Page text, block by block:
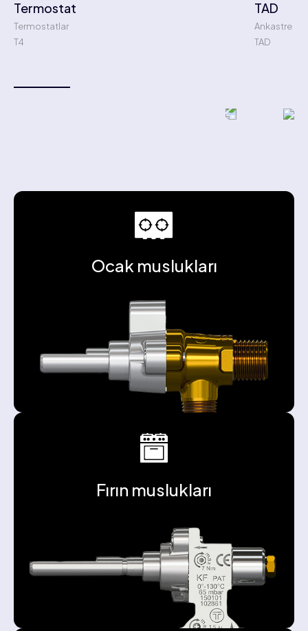
Termostat
Termostatlar
T4
TAD
Ankastre
TAD
Ocak muslukları
Fırın muslukları